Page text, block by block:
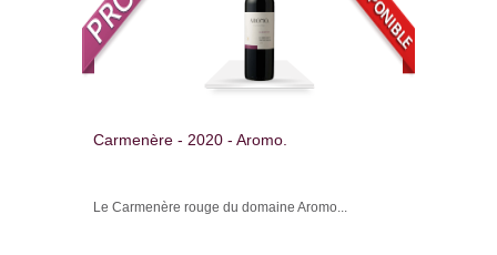
Carmenère - 2020 - Aromo.
Le Carmenère rouge du domaine Aromo...